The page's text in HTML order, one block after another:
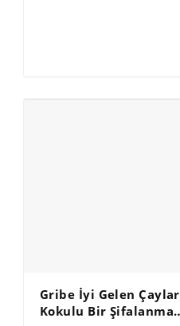
Gribe İyi Gelen
Kokulu Bir